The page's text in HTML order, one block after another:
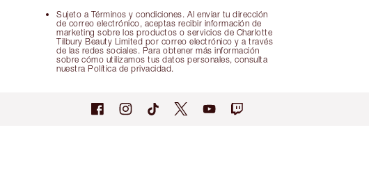
Sujeto a Términos y condiciones. Al enviar tu dirección
de correo electrónico, aceptas recibir información de
marketing sobre los productos o servicios de Charlotte
Tilbury Beauty Limited por correo electrónico y a través
de las redes sociales. Para obtener más información
sobre cómo utilizamos tus datos personales, consulta
nuestra Política de privacidad.